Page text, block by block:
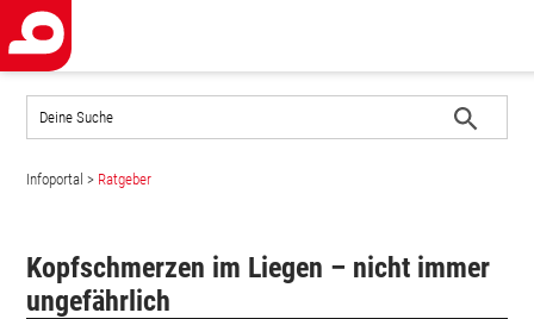
der
suchen
starten
Infoportal > Ratgeber
Kopfschmerzen im Liegen – nicht immer
ungefährlich